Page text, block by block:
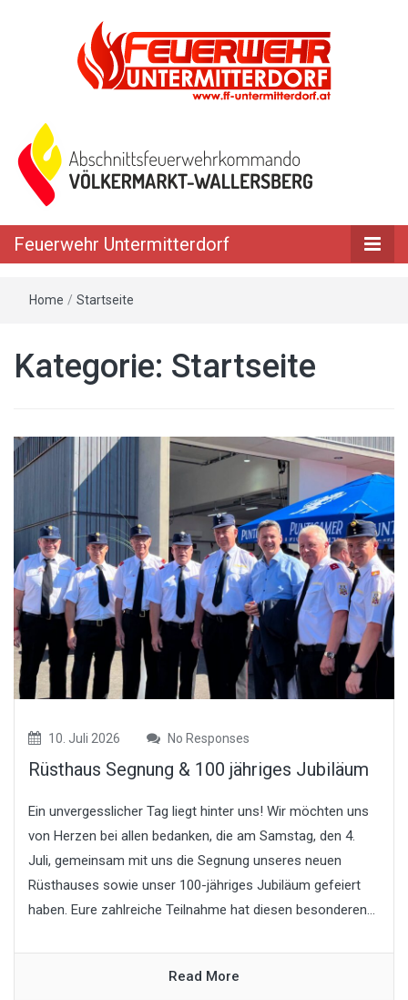
Feuerwehr Untermitterdorf
Home / Startseite
Kategorie: Startseite
10. Juli 2026 No Responses
Rüsthaus Segnung & 100 jähriges Jubiläum
Ein unvergesslicher Tag liegt hinter uns! Wir möchten uns
von Herzen bei allen bedanken, die am Samstag, den 4.
Juli, gemeinsam mit uns die Segnung unseres neuen
Rüsthauses sowie unser 100-jähriges Jubiläum gefeiert
haben. Eure zahlreiche Teilnahme hat diesen besonderen...
Read More